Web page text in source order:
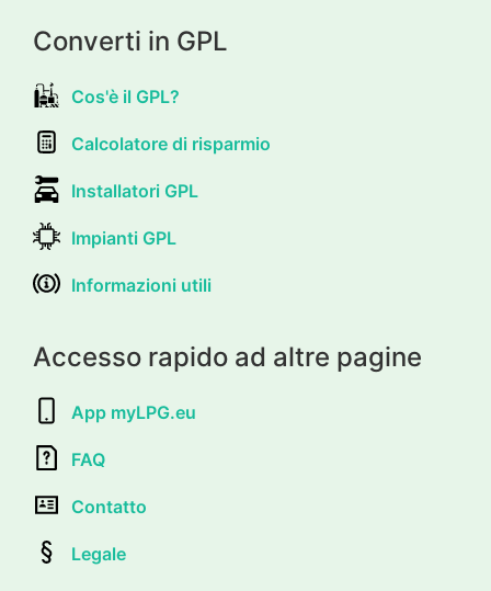
Converti in GPL
Cos'è il GPL?
Calcolatore di risparmio
Installatori GPL
Impianti GPL
Informazioni utili
Accesso rapido ad altre pagine
App myLPG.eu
FAQ
Contatto
Legale